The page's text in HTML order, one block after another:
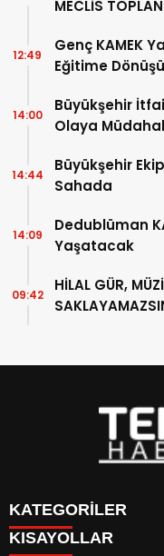
MECLİS
Genç KAMEK
Eğitime
12:49
Büyükşehir
Olaya
14:00
Büyükşehir
Sahada
14:44
Dedublüman
Yaşatacak
14:09
HİLAL GÜR,
09:42
KATEGORİLER
KISAYOLLAR